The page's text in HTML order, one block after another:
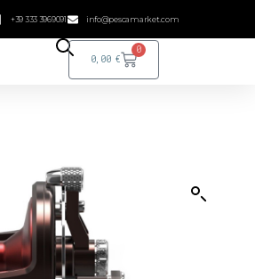
+39 333 3969091 info@pescamarket.com
0,00€
0